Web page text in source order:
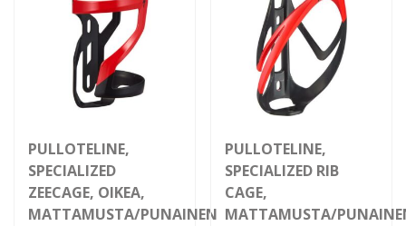
PULLOTELINE,
SPECIALIZED
ZEECAGE, OIKEA,
MATTAMUSTA/PUNAINEN
PULLOTELINE,
SPECIALIZED RIB
CAGE,
MATTAMUSTA/